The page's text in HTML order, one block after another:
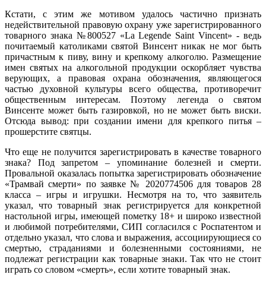
Кстати, с этим же мотивом удалось частично признать
недействительной правовую охрану уже зарегистрированного
товарного знака №800527 «La Legende Saint Vincent» - ведь
почитаемый католиками святой Винсент никак не мог быть
причастным к пиву, вину и крепкому алкоголю. Размещение
имен святых на алкогольной продукции оскорбляет чувства
верующих, а правовая охрана обозначения, являющегося
частью духовной культуры всего общества, противоречит
общественным интересам. Поэтому легенда о святом
Винсенте может быть газировкой, но не может быть виски.
Отсюда вывод: при создании имени для крепкого питья –
прошерстите святцы.
Что еще не получится зарегистрировать в качестве товарного
знака? Под запретом – упоминание болезней и смерти.
Провальной оказалась попытка зарегистрировать обозначение
«Трамвай смерти» по заявке № 2020774506 для товаров 28
класса – игры и игрушки. Несмотря на то, что заявитель
указал, что товарный знак регистрируется для конкретной
настольной игры, имеющей пометку 18+ и широко известной
и любимой потребителями, СИП согласился с Роспатентом и
отдельно указал, что слова и выражения, ассоциирующиеся со
смертью, страданиями и болезненными состояниями, не
подлежат регистрации как товарные знаки. Так что не стоит
играть со словом «смерть», если хотите товарный знак.